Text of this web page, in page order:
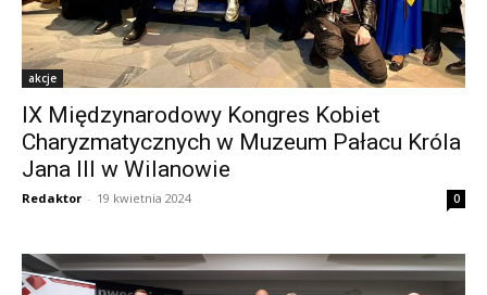
akcje
IX Międzynarodowy Kongres Kobiet
Charyzmatycznych w Muzeum Pałacu Króla
Jana III w Wilanowie
Redaktor - 19 kwietnia 2024 0